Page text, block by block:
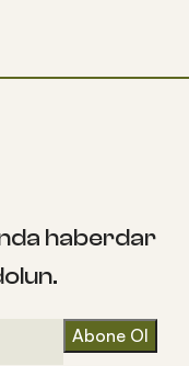
haberdar